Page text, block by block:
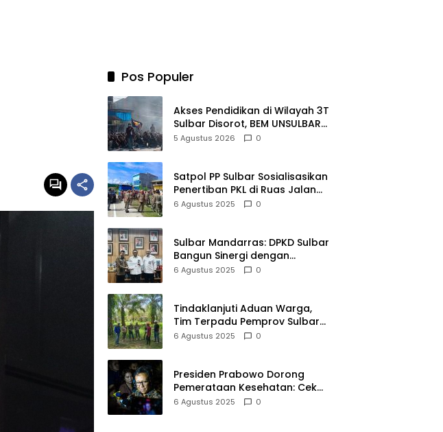
Pos Populer
Akses Pendidikan di Wilayah 3T
Sulbar Disorot, BEM UNSULBAR
Dorong RUU Sisdiknas
5 Agustus 2026 0
Satpol PP Sulbar Sosialisasikan
Penertiban PKL di Ruas Jalan
Arteri Mamuju
6 Agustus 2025 0
Sulbar Mandarras: DPKD Sulbar
Bangun Sinergi dengan
Perpusnas RI untuk
6 Agustus 2025 0
Tindaklanjuti Aduan Warga,
Tim Terpadu Pemprov Sulbar
Tinjau Dugaan Pencemaran
6 Agustus 2025 0
Presiden Prabowo Dorong
Pemerataan Kesehatan: Cek
Kesehatan Gratis untuk 20
6 Agustus 2025 0